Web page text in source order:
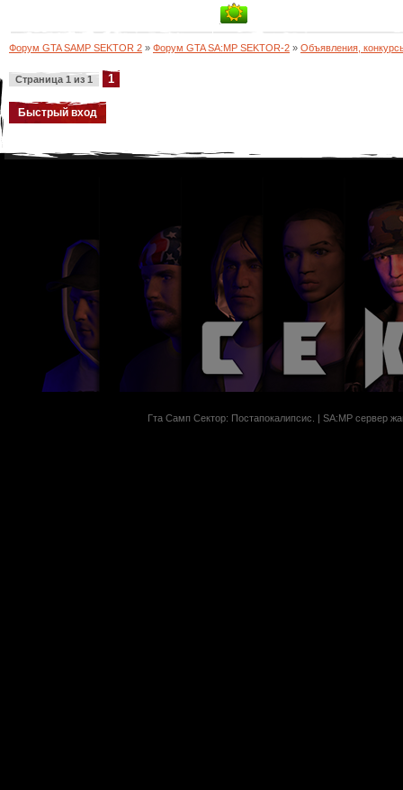
Форум GTA SAMP SEKTOR 2 » Форум GTA SA:MP SEKTOR-2 » Объявления,
Страница 1 из 1 1
Гта Самп Сектор: Постапокалипсиc. | SA:MP сервер